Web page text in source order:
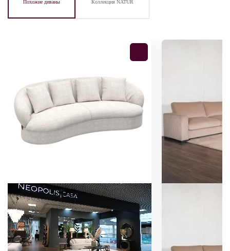
Похожие диваны Коллекция NATUR